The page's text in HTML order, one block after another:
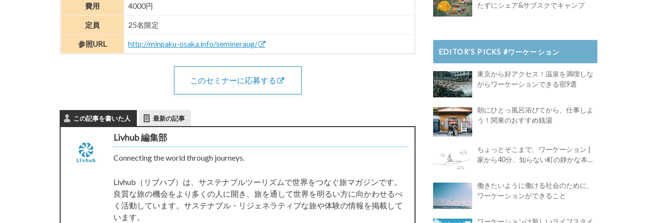
費用 4000円
定員 25名限定
参照URL http://minpaku-osaka.info/semineraug/
このセミナーに応募する
この記事を書いた人 最新の記事
Livhub 編集部
Connecting the world through journeys.
Livhub（リブハブ）は、サステナブルツーリズムで世界をつなぐ旅マガジンです。
良質な旅の機会をより多くの人に開き、旅を通して世界を明るい方に向かわせるべ
く活動しています。サステナブル・リジェネラティブな旅や体験の情報を掲載して
います。
たずにシェア&サブスクでキャンプ
EDITOR’S PICKS #ワーケーション
東京から好アクセス！温泉を満喫しな
がらワーケーションできる宿9選
朝にひとっ風呂浴びてから、仕事しよ
う！関東のおすすめ銭湯
ちょっとそこまで、ワーケーション |
家から40分、知らない町の静かな本屋
働きたいように働ける社会のために、
ワーケーションができること